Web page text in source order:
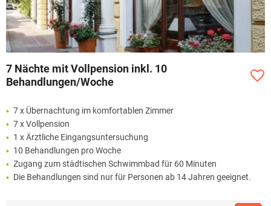
7 Nächte mit Vollpension inkl. 10
Behandlungen/Woche
7 x Übernachtung im komfortablen Zimmer
7 x Vollpension
1 x Ärztliche Eingangsuntersuchung
10 Behandlungen pro Woche
Zugang zum städtischen Schwimmbad für 60 Minuten
Die Behandlungen sind nur für Personen ab 14 Jahren geeignet.